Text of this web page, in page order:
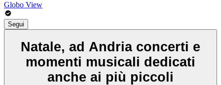
Globo View
Segui
Natale, ad Andria concerti e
momenti musicali dedicati
anche ai più piccoli